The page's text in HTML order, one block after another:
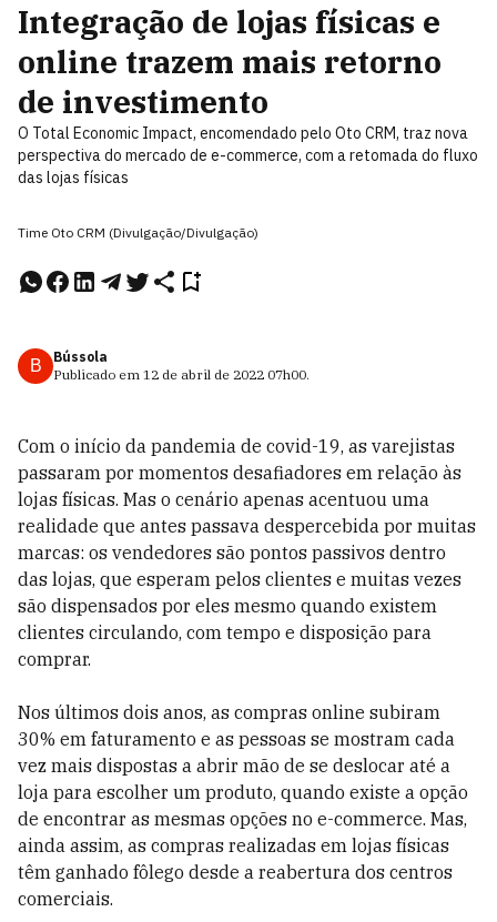
Integração de lojas físicas e
online trazem mais retorno
de investimento
O Total Economic Impact, encomendado pelo Oto CRM, traz nova
perspectiva do mercado de e-commerce, com a retomada do fluxo
das lojas físicas
Time Oto CRM (Divulgação/Divulgação)
B
Bússola
Publicado em 12 de abril de 2022 07h00.
Com o início da pandemia de covid-19, as varejistas
passaram por momentos desafiadores em relação às
lojas físicas. Mas o cenário apenas acentuou uma
realidade que antes passava despercebida por muitas
marcas: os vendedores são pontos passivos dentro
das lojas, que esperam pelos clientes e muitas vezes
são dispensados por eles mesmo quando existem
clientes circulando, com tempo e disposição para
comprar.
Nos últimos dois anos, as compras online subiram
30% em faturamento e as pessoas se mostram cada
vez mais dispostas a abrir mão de se deslocar até a
loja para escolher um produto, quando existe a opção
de encontrar as mesmas opções no e-commerce. Mas,
ainda assim, as compras realizadas em lojas físicas
têm ganhado fôlego desde a reabertura dos centros
comerciais.